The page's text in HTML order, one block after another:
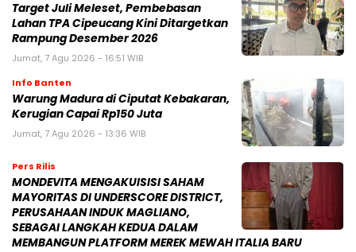
Target Juli Meleset, Pembebasan
Lahan TPA Cipeucang Kini Ditargetkan
Rampung Desember 2026
Jumat, 7 Agu 2026 - 16:51 WIB
Info Banten
Warung Madura di Ciputat Kebakaran,
Kerugian Capai Rp150 Juta
Jumat, 7 Agu 2026 - 13:36 WIB
Pers Rilis
MONDEVITA MENGAKUISISI SAHAM
MAYORITAS DI UNDERSCORE DISTRICT,
PERUSAHAAN INDUK MAGLIANO,
SEBAGAI LANGKAH KEDUA DALAM
MEMBANGUN PLATFORM MEREK MEWAH ITALIA BARU